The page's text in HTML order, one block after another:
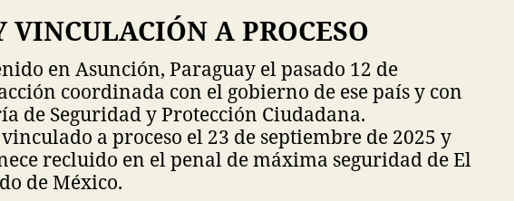
VINCULACIÓN A PROCESO
en Asunción, Paraguay el pasado 12 de
coordinada con el gobierno de ese país y con
de Seguridad y Protección Ciudadana.
a proceso el 23 de septiembre de 2025 y
recluido en el penal de máxima seguridad de El
de México.